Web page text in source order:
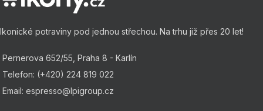
Ikonické potraviny pod jednou střechou. Na trhu již přes 20 let!
Pernerova 652/55, Praha 8 - Karlín
Telefon: (+420) 224 819 022
Email: espresso@lpigroup.cz